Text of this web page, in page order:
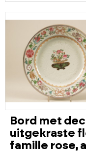
Bord met
uitgekraste
famille rose,